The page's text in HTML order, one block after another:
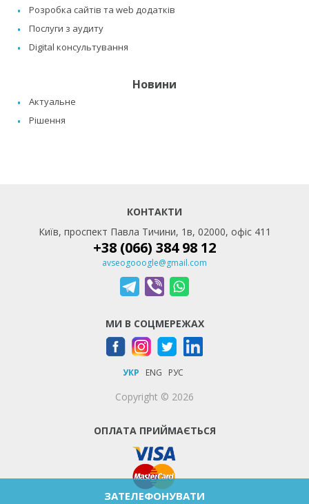
ЗАТЕЛЕФОНУВАТИ
Розробка сайтів та web додатків
Послуги з аудиту
Digital консультування
Новини
Актуальне
Рішення
КОНТАКТИ
Київ, проспект Павла Тичини, 1в, 02000, офіс 411
+38 (066) 384 98 12
avseogooogle@gmail.com
МИ В СОЦМЕРЕЖАХ
УКР ENG РУС
Copyright © 2026
ОПЛАТА ПРИЙМАЄТЬСЯ